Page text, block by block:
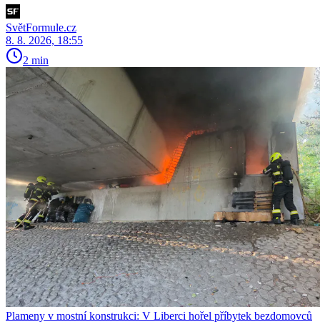
SvětFormule.cz
8. 8. 2026, 18:55
2 min
Plameny v mostní konstrukci: V Liberci hořel příbytek bezdomovců